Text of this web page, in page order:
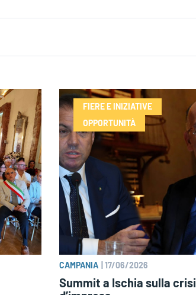
FIERE E INIZIATIVE
OPPORTUNITÀ
CAMPANIA |17/06/2026
Summit a Ischia sulla crisi